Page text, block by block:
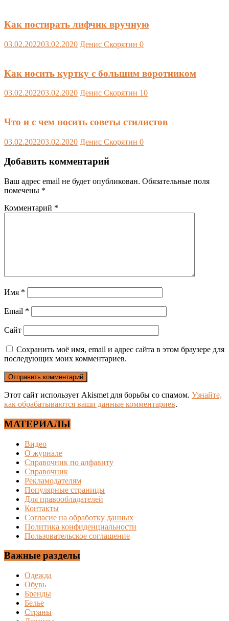
Как постирать лифчик вручную
03.02.202203.02.2020 Денис Скорятин 0
Как носить куртку с большим воротником
03.02.202203.02.2020 Денис Скорятин 10
Что и с чем носить советы стилистов
03.02.202203.02.2020 Денис Скорятин 0
Добавить комментарий
Ваш адрес email не будет опубликован. Обязательные поля
помечены *
Комментарий *
Имя *
Email *
Сайт
Сохранить моё имя, email и адрес сайта в этом браузере для
последующих моих комментариев.
Этот сайт использует Akismet для борьбы со спамом. Узнайте,
как обрабатываются ваши данные комментариев.
МАТЕРИАЛЫ
Видео
О журнале
Справочник по алфавиту
Справочник
Рекламодателям
Популярные страницы
Для правообладателей
Контакты
Согласие на обработку данных
Политика конфиденциальности
Пользовательское соглашение
Важные разделы
Одежда
Обувь
Бренды
Белье
Страны